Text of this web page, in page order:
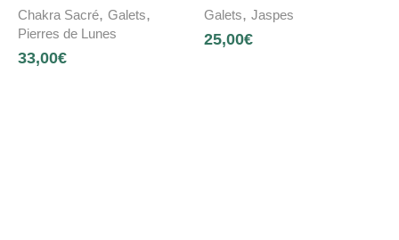
Chakra Sacré, Galets,
Pierres de Lunes
33,00€
Galets, Jaspes
25,00€